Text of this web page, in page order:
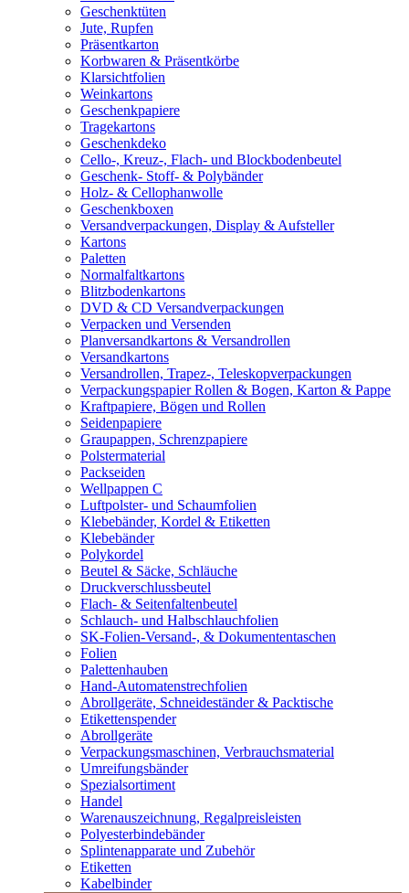
Geschenktüten
Jute, Rupfen
Präsentkarton
Korbwaren & Präsentkörbe
Klarsichtfolien
Weinkartons
Geschenkpapiere
Tragekartons
Geschenkdeko
Cello-, Kreuz-, Flach- und Blockbodenbeutel
Geschenk- Stoff- & Polybänder
Holz- & Cellophanwolle
Geschenkboxen
Versandverpackungen, Display & Aufsteller
Kartons
Paletten
Normalfaltkartons
Blitzbodenkartons
DVD & CD Versandverpackungen
Verpacken und Versenden
Planversandkartons & Versandrollen
Versandkartons
Versandrollen, Trapez-, Teleskopverpackungen
Verpackungspapier Rollen & Bogen, Karton & Pappe
Kraftpapiere, Bögen und Rollen
Seidenpapiere
Graupappen, Schrenzpapiere
Polstermaterial
Packseiden
Wellpappen C
Luftpolster- und Schaumfolien
Klebebänder, Kordel & Etiketten
Klebebänder
Polykordel
Beutel & Säcke, Schläuche
Druckverschlussbeutel
Flach- & Seitenfaltenbeutel
Schlauch- und Halbschlauchfolien
SK-Folien-Versand-, & Dokumententaschen
Folien
Palettenhauben
Hand-Automatenstrechfolien
Abrollgeräte, Schneideständer & Packtische
Etikettenspender
Abrollgeräte
Verpackungsmaschinen, Verbrauchsmaterial
Umreifungsbänder
Spezialsortiment
Handel
Warenauszeichnung, Regalpreisleisten
Polyesterbindebänder
Splintenapparate und Zubehör
Etiketten
Kabelbinder